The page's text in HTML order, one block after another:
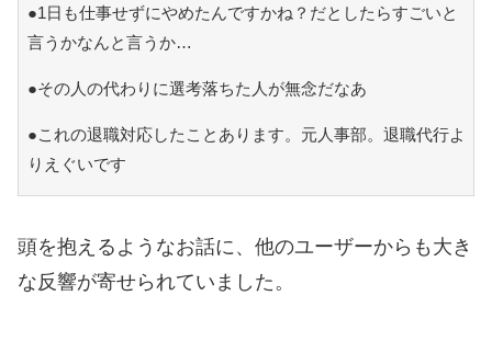
●1日も仕事せずにやめたんですかね？だとしたらすごいと
言うかなんと言うか…
●その人の代わりに選考落ちた人が無念だなあ
●これの退職対応したことあります。元人事部。退職代行よ
りえぐいです
頭を抱えるようなお話に、他のユーザーからも大き
な反響が寄せられていました。